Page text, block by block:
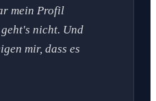
mein Profil
nicht. Und
mir, dass es